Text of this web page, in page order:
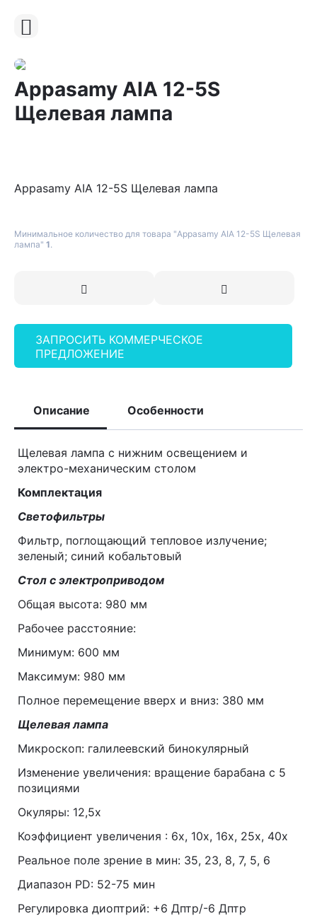
Appasamy AIA 12-5S
Щелевая лампа
Appasamy AIA 12-5S Щелевая лампа
Минимальное количество для товара "Appasamy AIA 12-5S Щелевая
лампа" 1.
ЗАПРОСИТЬ КОММЕРЧЕСКОЕ
ПРЕДЛОЖЕНИЕ
Описание Особенности
Щелевая лампа с нижним освещением и
электро-механическим столом
Комплектация
Светофильтры
Фильтр, поглощающий тепловое излучение;
зеленый; синий кобальтовый
Стол с электроприводом
Общая высота: 980 мм
Рабочее расстояние:
Минимум: 600 мм
Максимум: 980 мм
Полное перемещение вверх и вниз: 380 мм
Щелевая лампа
Микроскоп: галилеевский бинокулярный
Изменение увеличения: вращение барабана с 5
позициями
Окуляры: 12,5х
Коэффициент увеличения : 6х, 10х, 16х, 25х, 40х
Реальное поле зрение в мин: 35, 23, 8, 7, 5, 6
Диапазон РD: 52-75 мин
Регулировка диоптрий: +6 Дптр/-6 Дптр